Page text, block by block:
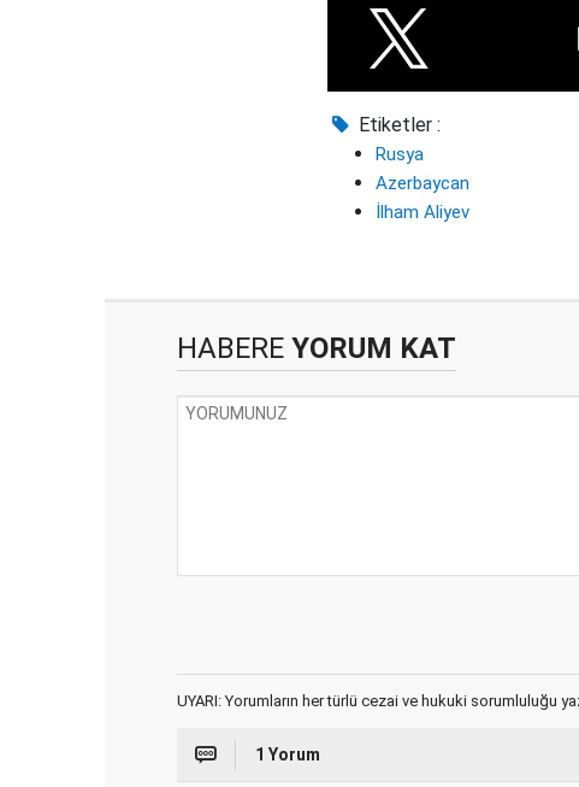
Etiketler :
Rusya
Azerbaycan
İlham Aliyev
HABERE YORUM KAT
UYARI: Yorumların her türlü cezai ve hukuki sorumluluğu
1 Yorum